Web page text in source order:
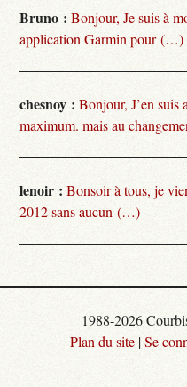
Bruno : Bonjour, Je suis à
application Garmin pour (…)
chesnoy : Bonjour, J’en suis
maximum. mais au
lenoir : Bonsoir à tous, je
2012 sans aucun (…)
1988-2026
Plan du site |Se